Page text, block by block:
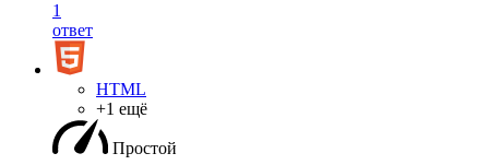
1
ответ
HTML
+1 ещё
Простой